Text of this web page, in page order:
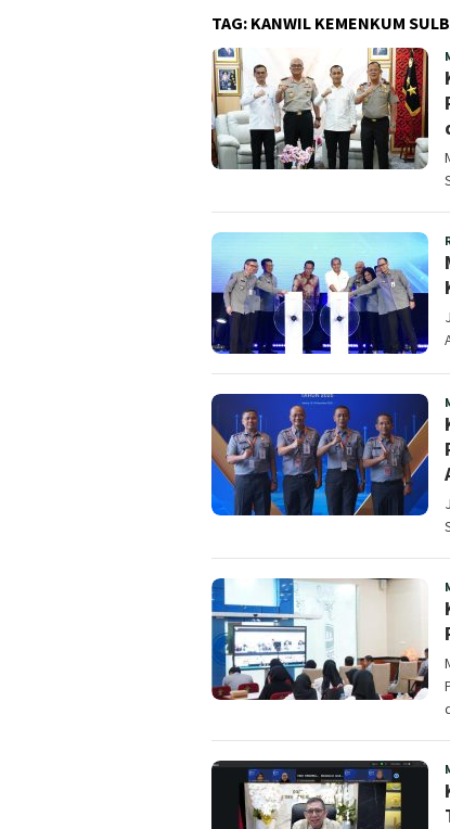
TAG: KANWIL KEMENKUM